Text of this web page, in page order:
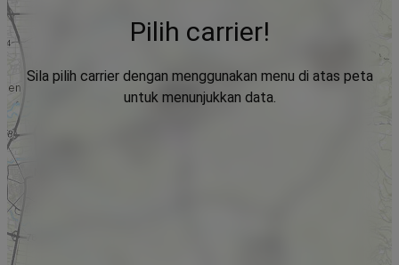
Pilih carrier!
Sila pilih carrier dengan menggunakan menu di atas peta
untuk menunjukkan data.